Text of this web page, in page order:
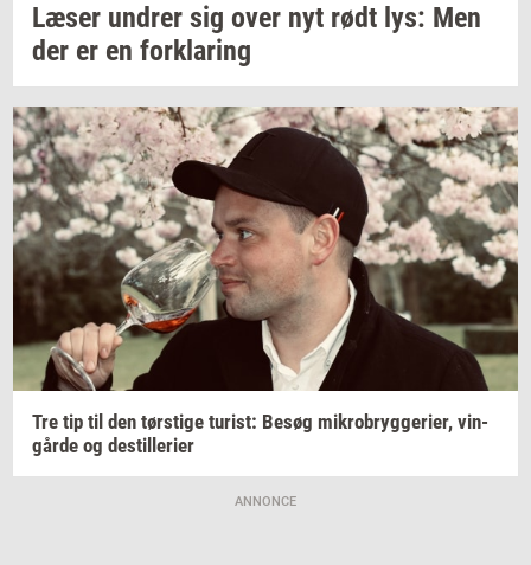
Læser un­drer sig over nyt rødt lys: Men
der er en for­kla­ring
Tre tip til den tørsti­ge turist: Besøg mi­kro­bryg­ge­ri­er, vin­
går­de og destil­le­ri­er
ANNONCE